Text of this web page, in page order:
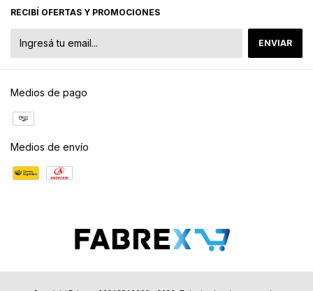
RECIBÍ OFERTAS Y PROMOCIONES
Medios de pago
Medios de envío